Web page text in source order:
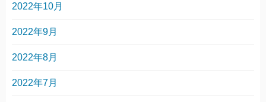
2022年10月
2022年9月
2022年8月
2022年7月